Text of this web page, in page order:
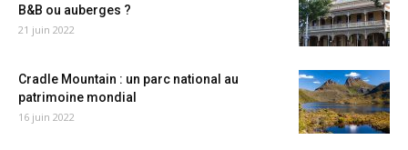
B&B ou auberges ?
21 juin 2022
Cradle Mountain : un parc national au
patrimoine mondial
16 juin 2022